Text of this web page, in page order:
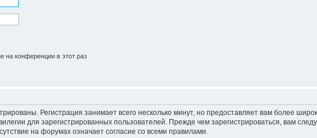
на конференции в этот раз
Регистрация занимает всего несколько минут, но предоставляет вам более
для зарегистрированных пользователей. Прежде чем зарегистрироваться, вам
на форумах означает согласие со всеми правилами.